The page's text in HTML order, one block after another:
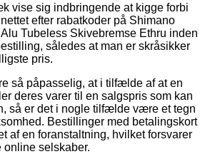
vise sig indbringende at kigge forbi
efter rabatkoder på Shimano
Tubeless Skivebremse Ethru inden
således at man er skråsikker
pris.
så påpasselig, at i tilfælde af at en
deres varer til en salgspris som kan
så er det i nogle tilfælde være et tegn
Bestillinger med betalingskort
af en foranstaltning, hvilket forsvarer
online selskaber.